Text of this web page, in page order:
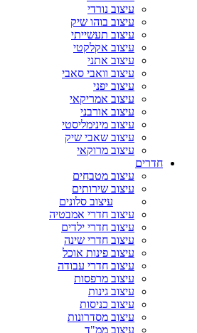
עיצוב נורדי
עיצוב בוהו שיק
עיצוב תעשייתי
עיצוב אקלקטי
עיצוב אתני
עיצוב וואבי סאבי
עיצוב יפני
עיצוב אמריקאי
עיצוב אורבני
עיצוב מינימליסטי
עיצוב שאבי שיק
עיצוב מרוקאי
חדרים
עיצוב מטבחים
עיצוב שירותים
עיצוב סלונים
עיצוב חדרי אמבטיה
עיצוב חדרי ילדים
עיצוב חדרי שינה
עיצוב פינות אוכל
עיצוב חדרי עבודה
עיצוב מרפסות
עיצוב גינות
עיצוב כניסות
עיצוב מסדרונות
עיצוב ממ"ד